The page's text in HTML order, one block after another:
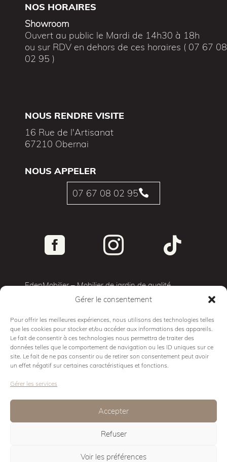
Gérer le consentement
Pour offrir les meilleures expériences, nous utilisons des technologies telles
que les cookies pour stocker et/ou accéder aux informations des appareils.
Le fait de consentir à ces technologies nous permettra de traiter des
données telles que le comportement de navigation ou les ID uniques sur ce
site. Le fait de ne pas consentir ou de retirer son consentement peut avoir
un effet négatif sur certaines caractéristiques et fonctions.
Gérer les services
Accepter
Refuser
Voir les préférences
NOS HORAIRES
Showroom
Ouvert au public le Mardi de 14h30 à 18h
ou sur RDV en dehors de ces horaires ( 07 67 08
02 95 )
NOUS RENDRE VISITE
16 Rue de l'Artisanat
67210 Obernai
NOUS APPELER

07 67 08 02 95
  
EdenMobilier – Mobilier de jardin de qualité
Mobilier d’exterieur
Cuisine d’exterieur
Mobilier Pro
Showroom
Politique de cookies